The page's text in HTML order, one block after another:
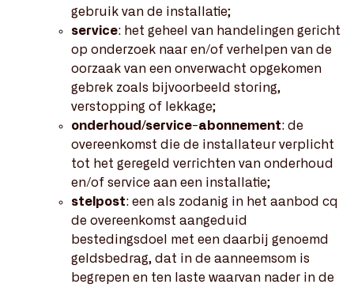
gebruik van de installatie;
service: het geheel van handelingen gericht
op onderzoek naar en/of verhelpen van de
oorzaak van een onverwacht opgekomen
gebrek zoals bijvoorbeeld storing,
verstopping of lekkage;
onderhoud/service-abonnement: de
overeenkomst die de installateur verplicht
tot het geregeld verrichten van onderhoud
en/of service aan een installatie;
stelpost: een als zodanig in het aanbod cq
de overeenkomst aangeduid
bestedingsdoel met een daarbij genoemd
geldsbedrag, dat in de aanneemsom is
begrepen en ten laste waarvan nader in de